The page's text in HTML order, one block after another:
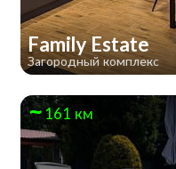
Family Estate
Загородный комплекс
161 км